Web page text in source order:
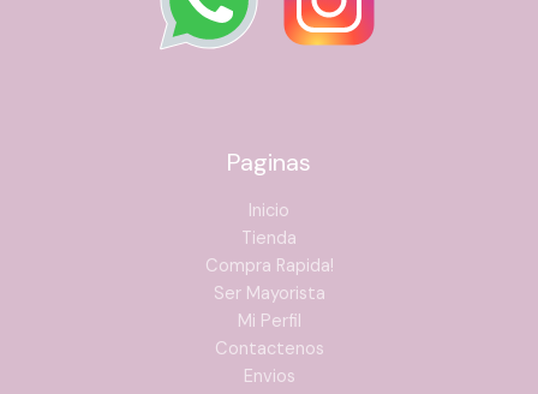
Paginas
Inicio
Tienda
Compra Rapida!
Ser Mayorista
Mi Perfil
Contactenos
Envios